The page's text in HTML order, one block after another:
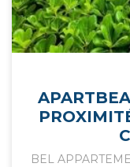
En bref, chez
pouvoir vous
catalogue ou
plus
BEL